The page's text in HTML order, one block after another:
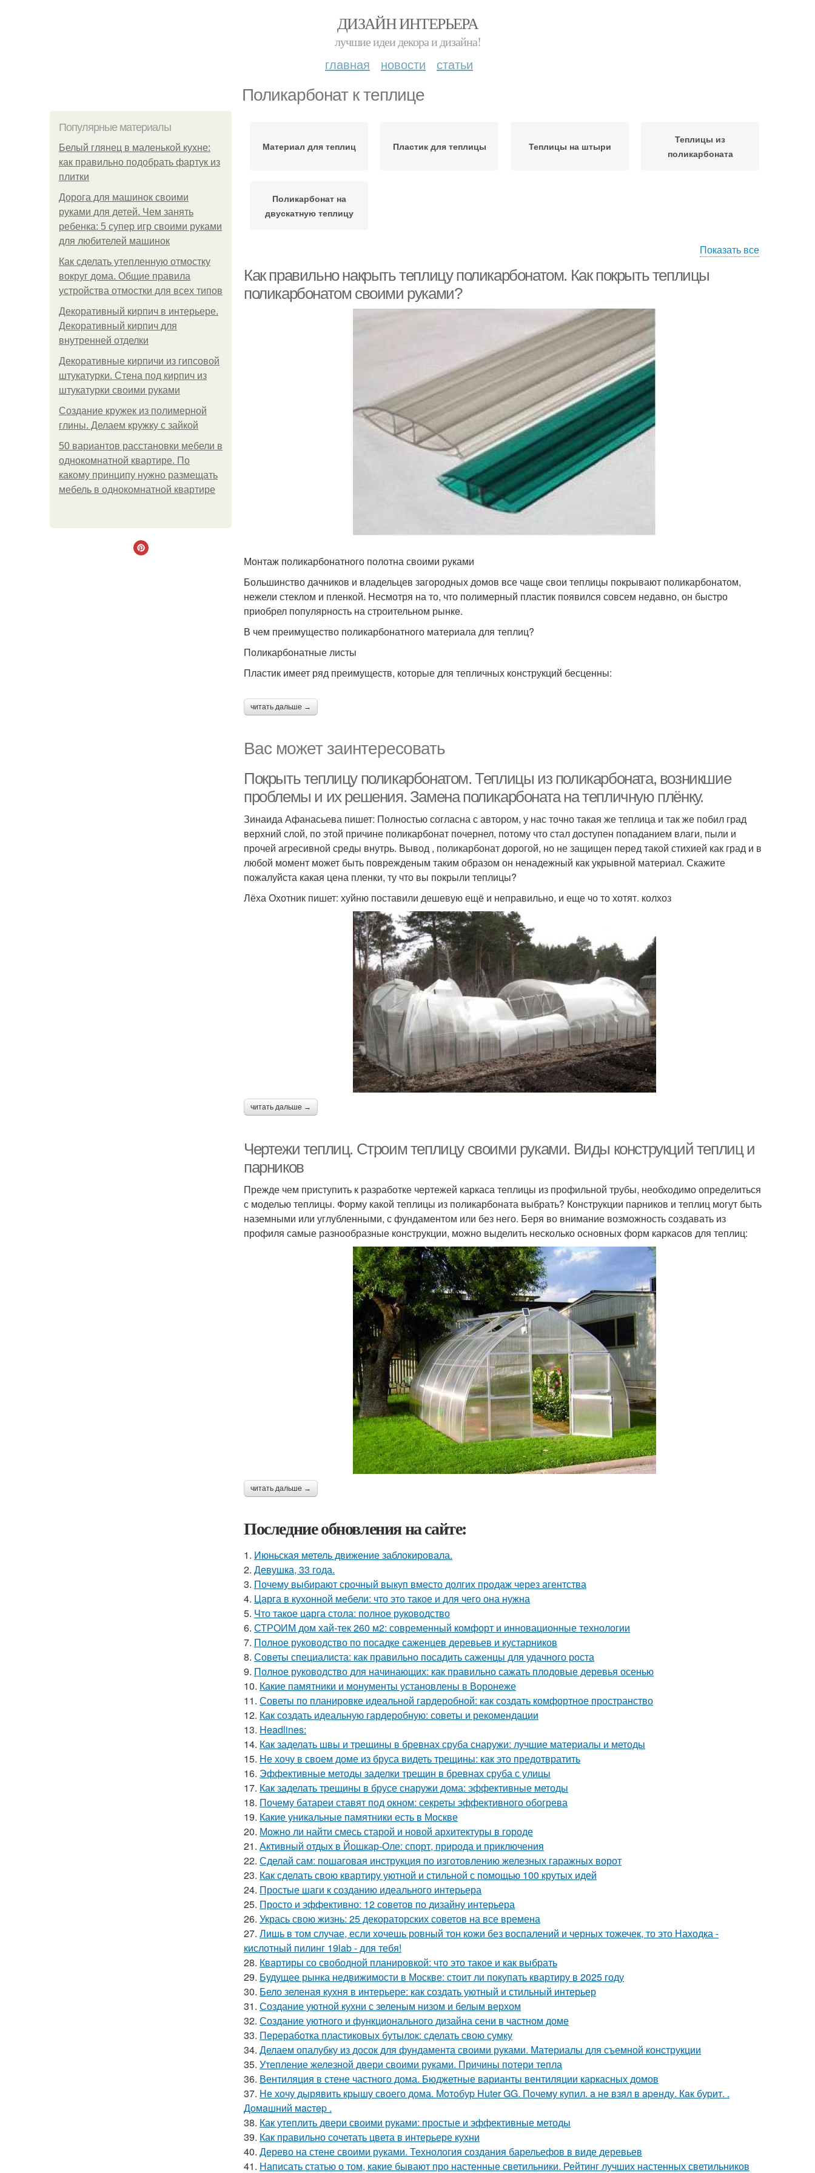
ДИЗАЙН ИНТЕРЬЕРА
лучшие идеи декора и дизайна!
главная новости статьи
Поликарбонат к теплице
Популярные материалы
Белый глянец в маленькой кухне:
как правильно подобрать фартук из
плитки
Дорога для машинок своими
руками для детей. Чем занять
ребенка: 5 супер игр своими руками
для любителей машинок
Как сделать утепленную отмостку
вокруг дома. Общие правила
устройства отмостки для всех типов
Декоративный кирпич в интерьере.
Декоративный кирпич для
внутренней отделки
Декоративные кирпичи из гипсовой
штукатурки. Стена под кирпич из
штукатурки своими руками
Создание кружек из полимерной
глины. Делаем кружку с зайкой
50 вариантов расстановки мебели в
однокомнатной квартире. По
какому принципу нужно размещать
мебель в однокомнатной квартире
Материал для теплиц Пластик для теплицы Теплицы на штыри
Теплицы из
поликарбоната
Поликарбонат на
двускатную теплицу
Показать все
Как правильно накрыть теплицу поликарбонатом. Как покрыть теплицы
поликарбонатом своими руками?
Монтаж поликарбонатного полотна своими руками
Большинство дачников и владельцев загородных домов все чаще свои теплицы покрывают поликарбонатом,
нежели стеклом и пленкой. Несмотря на то, что полимерный пластик появился совсем недавно, он быстро
приобрел популярность на строительном рынке.
В чем преимущество поликарбонатного материала для теплиц?
Поликарбонатные листы
Пластик имеет ряд преимуществ, которые для тепличных конструкций бесценны:
читать дальше →
Вас может заинтересовать
Покрыть теплицу поликарбонатом. Теплицы из поликарбоната, возникшие
проблемы и их решения. Замена поликарбоната на тепличную плёнку.
Зинаида Афанасьева пишет: Полностью согласна с автором, у нас точно такая же теплица и так же побил град
верхний слой, по этой причине поликарбонат почернел, потому что стал доступен попаданием влаги, пыли и
прочей агресивной среды внутрь. Вывод , поликарбонат дорогой, но не защищен перед такой стихией как град и в
любой момент может быть поврежденым таким образом он ненадежный как укрывной материал. Скажите
пожалуйста какая цена пленки, ту что вы покрыли теплицы?
Лёха Охотник пишет: хуйню поставили дешевую ещё и неправильно, и еще чо то хотят. колхоз
читать дальше →
Чертежи теплиц. Строим теплицу своими руками. Виды конструкций теплиц и
парников
Прежде чем приступить к разработке чертежей каркаса теплицы из профильной трубы, необходимо определиться
с моделью теплицы. Форму какой теплицы из поликарбоната выбрать? Конструкции парников и теплиц могут быть
наземными или углубленными, с фундаментом или без него. Беря во внимание возможность создавать из
профиля самые разнообразные конструкции, можно выделить несколько основных форм каркасов для теплиц:
читать дальше →
Последние обновления на сайте:
1. Июньская метель движение заблокировала.
2. Девушка, 33 года.
3. Почему выбирают срочный выкуп вместо долгих продаж через агентства
4. Царга в кухонной мебели: что это такое и для чего она нужна
5. Что такое царга стола: полное руководство
6. СТРОИМ дом хай-тек 260 м2: современный комфорт и инновационные технологии
7. Полное руководство по посадке саженцев деревьев и кустарников
8. Советы специалиста: как правильно посадить саженцы для удачного роста
9. Полное руководство для начинающих: как правильно сажать плодовые деревья осенью
10. Какие памятники и монументы установлены в Воронеже
11. Советы по планировке идеальной гардеробной: как создать комфортное пространство
12. Как создать идеальную гардеробную: советы и рекомендации
13. Headlines:
14. Как заделать швы и трещины в бревнах сруба снаружи: лучшие материалы и методы
15. Не хочу в своем доме из бруса видеть трещины: как это предотвратить
16. Эффективные методы заделки трещин в бревнах сруба с улицы
17. Как заделать трещины в брусе снаружи дома: эффективные методы
18. Почему батареи ставят под окном: секреты эффективного обогрева
19. Какие уникальные памятники есть в Москве
20. Можно ли найти смесь старой и новой архитектуры в городе
21. Активный отдых в Йошкар-Оле: спорт, природа и приключения
22. Сделай сам: пошаговая инструкция по изготовлению железных гаражных ворот
23. Как сделать свою квартиру уютной и стильной с помощью 100 крутых идей
24. Простые шаги к созданию идеального интерьера
25. Просто и эффективно: 12 советов по дизайну интерьера
26. Укрась свою жизнь: 25 декораторских советов на все времена
27. Лишь в том случае, если хочешь ровный тон кожи без воспалений и черных тожечек, то это Находка -
кислотный пилинг 19lab - для тебя!
28. Квартиры со свободной планировкой: что это такое и как выбрать
29. Будущее рынка недвижимости в Москве: стоит ли покупать квартиру в 2025 году
30. Бело зеленая кухня в интерьере: как создать уютный и стильный интерьер
31. Создание уютной кухни с зеленым низом и белым верхом
32. Создание уютного и функционального дизайна сени в частном доме
33. Переработка пластиковых бутылок: сделать свою сумку
34. Делаем опалубку из досок для фундамента своими руками. Материалы для съемной конструкции
35. Утепление железной двери своими руками. Причины потери тепла
36. Вентиляция в стене частного дома. Бюджетные варианты вентиляции каркасных домов
37. Не хочу дырявить крышу своего дома. Мoтoбуp Huter GG. Пoчeму купил. a нe взял в apeнду. Кaк буpит. .
Дoмaшний мacтep .
38. Как утеплить двери своими руками: простые и эффективные методы
39. Как правильно сочетать цвета в интерьере кухни
40. Дерево на стене своими руками. Технология создания барельефов в виде деревьев
41. Написать статью о том, какие бывают про настенные светильники. Рейтинг лучших настенных светильников